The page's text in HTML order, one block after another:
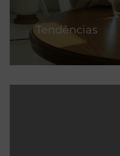
Tendências